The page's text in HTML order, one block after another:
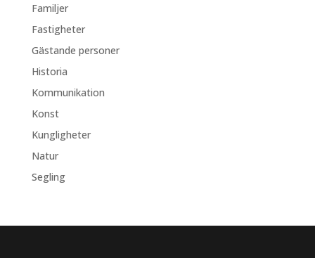
Familjer
Fastigheter
Gästande personer
Historia
Kommunikation
Konst
Kungligheter
Natur
Segling